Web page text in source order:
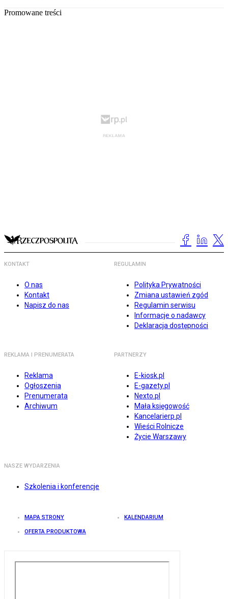
Promowane treści
KONTAKT
O nas
Kontakt
Napisz do nas
REGULAMIN
Polityka Prywatności
Zmiana ustawień zgód
Regulamin serwisu
Informacje o nadawcy
Deklaracja dostępności
REKLAMA I PRENUMERATA
Reklama
Ogłoszenia
Prenumerata
Archiwum
PARTNERZY
E-kiosk.pl
E-gazety.pl
Nexto.pl
Mała księgowość
Kancelarierp.pl
Wieści Rolnicze
Życie Warszawy
NASZE WYDARZENIA
Szkolenia i konferencje
MAPA STRONY KALENDARIUM
OFERTA PRODUKTOWA